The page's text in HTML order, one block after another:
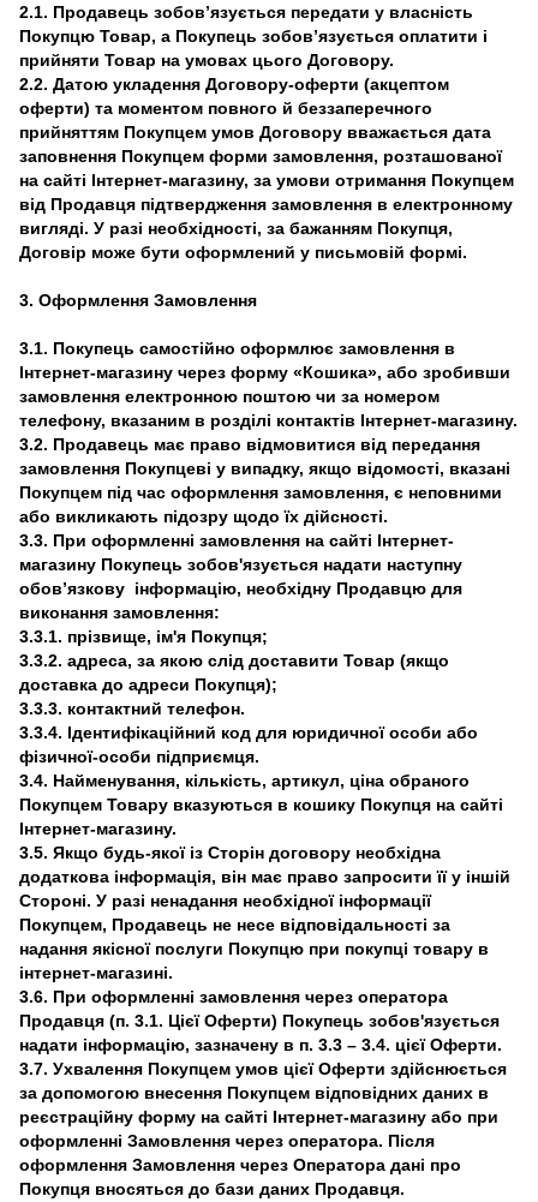
2.1. Продавець зобов’язується передати у власність
Покупцю Товар, а Покупець зобов’язується оплатити і
прийняти Товар на умовах цього Договору.
2.2. Датою укладення Договору-оферти (акцептом
оферти) та моментом повного й беззаперечного
прийняттям Покупцем умов Договору вважається дата
заповнення Покупцем форми замовлення, розташованої
на сайті Інтернет-магазину, за умови отримання Покупцем
від Продавця підтвердження замовлення в електронному
вигляді. У разі необхідності, за бажанням Покупця,
Договір може бути оформлений у письмовій формі.
3. Оформлення Замовлення
3.1. Покупець самостійно оформлює замовлення в
Інтернет-магазину через форму «Кошика», або зробивши
замовлення електронною поштою чи за номером
телефону, вказаним в розділі контактів Інтернет-магазину.
3.2. Продавець має право відмовитися від передання
замовлення Покупцеві у випадку, якщо відомості, вказані
Покупцем під час оформлення замовлення, є неповними
або викликають підозру щодо їх дійсності.
3.3. При оформленні замовлення на сайті Інтернет-
магазину Покупець зобов'язується надати наступну
обов’язкову інформацію, необхідну Продавцю для
виконання замовлення:
3.3.1. прізвище, ім'я Покупця;
3.3.2. адреса, за якою слід доставити Товар (якщо
доставка до адреси Покупця);
3.3.3. контактний телефон.
3.3.4. Ідентифікаційний код для юридичної особи або
фізичної-особи підприємця.
3.4. Найменування, кількість, артикул, ціна обраного
Покупцем Товару вказуються в кошику Покупця на сайті
Інтернет-магазину.
3.5. Якщо будь-якої із Сторін договору необхідна
додаткова інформація, він має право запросити її у іншій
Стороні. У разі ненадання необхідної інформації
Покупцем, Продавець не несе відповідальності за
надання якісної послуги Покупцю при покупці товару в
інтернет-магазині.
3.6. При оформленні замовлення через оператора
Продавця (п. 3.1. Цієї Оферти) Покупець зобов'язується
надати інформацію, зазначену в п. 3.3 – 3.4. цієї Оферти.
3.7. Ухвалення Покупцем умов цієї Оферти здійснюється
за допомогою внесення Покупцем відповідних даних в
реєстраційну форму на сайті Інтернет-магазину або при
оформленні Замовлення через оператора. Після
оформлення Замовлення через Оператора дані про
Покупця вносяться до бази даних Продавця.